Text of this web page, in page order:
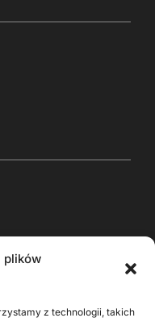
plików
z technologii, takich